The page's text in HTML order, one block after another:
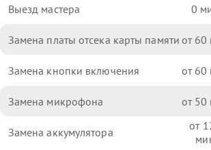
Выезд мастера 0
Замена платы отсека карты памяти 60
Замена кнопки включения 60
Замена микрофона 50
Замена аккумулятора